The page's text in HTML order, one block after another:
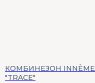
КОМБИНЕЗОН INNÈME
"TRACE"